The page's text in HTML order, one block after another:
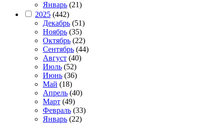
Январь (21)
2025 (442)
Декабрь (51)
Ноябрь (35)
Октябрь (22)
Сентябрь (44)
Август (40)
Июль (52)
Июнь (36)
Май (18)
Апрель (40)
Март (49)
Февраль (33)
Январь (22)